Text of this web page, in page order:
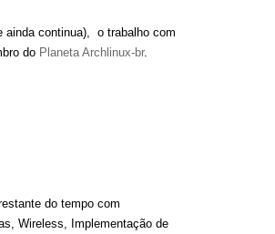
ainda continua), o trabalho com
do Planeta Archlinux-br.
do tempo com
Wireless, Implementação de